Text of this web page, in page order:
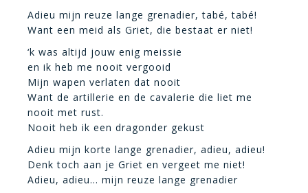
Adieu mijn reuze lange grenadier, tabé, tabé!
Want een meid als Griet, die bestaat er niet!
‘k was altijd jouw enig meissie
en ik heb me nooit vergooid
Mijn wapen verlaten dat nooit
Want de artillerie en de cavalerie die liet me
nooit met rust.
Nooit heb ik een dragonder gekust
Adieu mijn korte lange grenadier, adieu, adieu!
Denk toch aan je Griet en vergeet me niet!
Adieu, adieu… mijn reuze lange grenadier